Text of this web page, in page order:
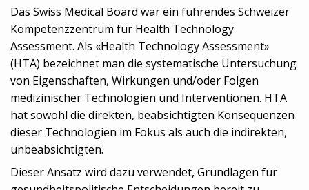
Das Swiss Medical Board war ein führendes Schweizer
Kompetenzzentrum für Health Technology
Assessment. Als «Health Technology Assessment»
(HTA) bezeichnet man die systematische Untersuchung
von Eigenschaften, Wirkungen und/oder Folgen
medizinischer Technologien und Interventionen. HTA
hat sowohl die direkten, beabsichtigten Konsequenzen
dieser Technologien im Fokus als auch die indirekten,
unbeabsichtigten.
Dieser Ansatz wird dazu verwendet, Grundlagen für